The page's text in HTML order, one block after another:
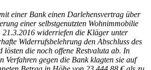
einer Bank einen Darlehensvertrag über
einer selbstgenutzten Wohnimmobilie
21.3.2016 widerriefen die Kläger unter
Widerrufsbelehrung den Abschluss des
lösten die noch offene Restvaluta ab. In
Verfahren gegen die Bank klagten sie auf